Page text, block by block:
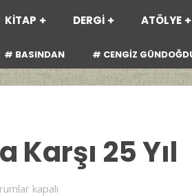
KİTAP DERGİ ATÖLYE
# BASINDAN # CENGİZ
25 Yıl
kapalı